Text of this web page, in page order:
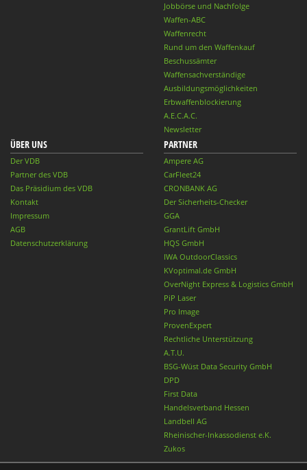
Jobbörse und Nachfolge
Waffen-ABC
Waffenrecht
Rund um den Waffenkauf
Beschussämter
Waffensachverständige
Ausbildungsmöglichkeiten
Erbwaffenblockierung
A.E.C.A.C.
Newsletter
ÜBER UNS
Der VDB
Partner des VDB
Das Präsidium des VDB
Kontakt
Impressum
AGB
Datenschutzerklärung
PARTNER
Ampere AG
CarFleet24
CRONBANK AG
Der Sicherheits-Checker
GGA
GrantLift GmbH
HQS GmbH
IWA OutdoorClassics
KVoptimal.de GmbH
OverNight Express & Logistics GmbH
PiP Laser
Pro Image
ProvenExpert
Rechtliche Unterstützung
A.T.U.
BSG-Wüst Data Security GmbH
DPD
First Data
Handelsverband Hessen
Landbell AG
Rheinischer-Inkassodienst e.K.
Zukos